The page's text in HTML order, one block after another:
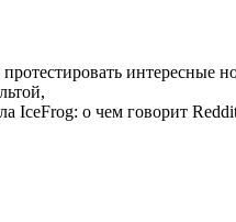
интересные